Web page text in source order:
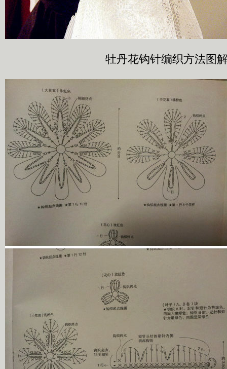
牡丹花钩针编织方法图